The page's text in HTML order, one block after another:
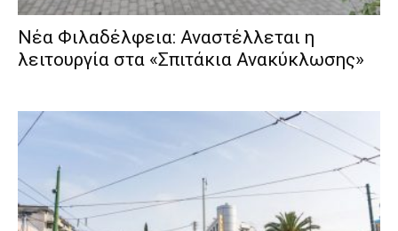
Νέα Φιλαδέλφεια: Αναστέλλεται η
λειτουργία στα «Σπιτάκια Ανακύκλωσης»